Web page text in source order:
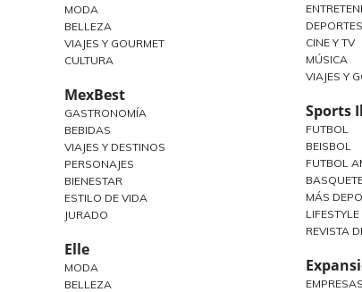
MODA
BELLEZA
VIAJES Y GOURMET
CULTURA
MexBest
GASTRONOMÍA
BEBIDAS
VIAJES Y DESTINOS
PERSONAJES
BIENESTAR
ESTILO DE VIDA
JURADO
Elle
MODA
BELLEZA
DEPORTES
CINE Y TV
MÚSICA
VIAJES Y
Sports
FUTBOL
BEISBOL
FUTBOL
MÁS
LIFESTYLE
REVISTA
EMPRESAS